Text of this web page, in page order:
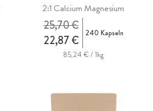
2:1 Calcium Magnesium
22,87 €
25,70 € 240 Kapseln
85,24 € / 1kg